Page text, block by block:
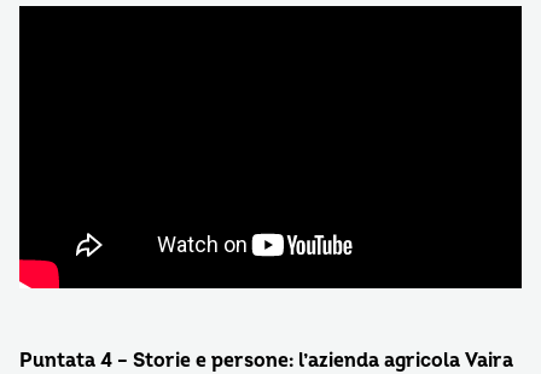
Puntata 4 – Storie e persone: l’azienda agricola Vaira